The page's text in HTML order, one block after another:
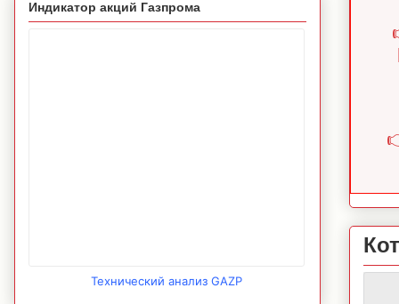
Индикатор акций Газпрома
Технический анализ GAZP